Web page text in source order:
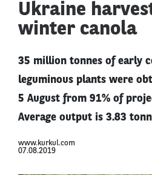
Ukraine
winter canola
35 million tonnes of early
leguminous plants were
5 August from 91% of
Average output is 3.83
www.kurkul.com
07.08.2019